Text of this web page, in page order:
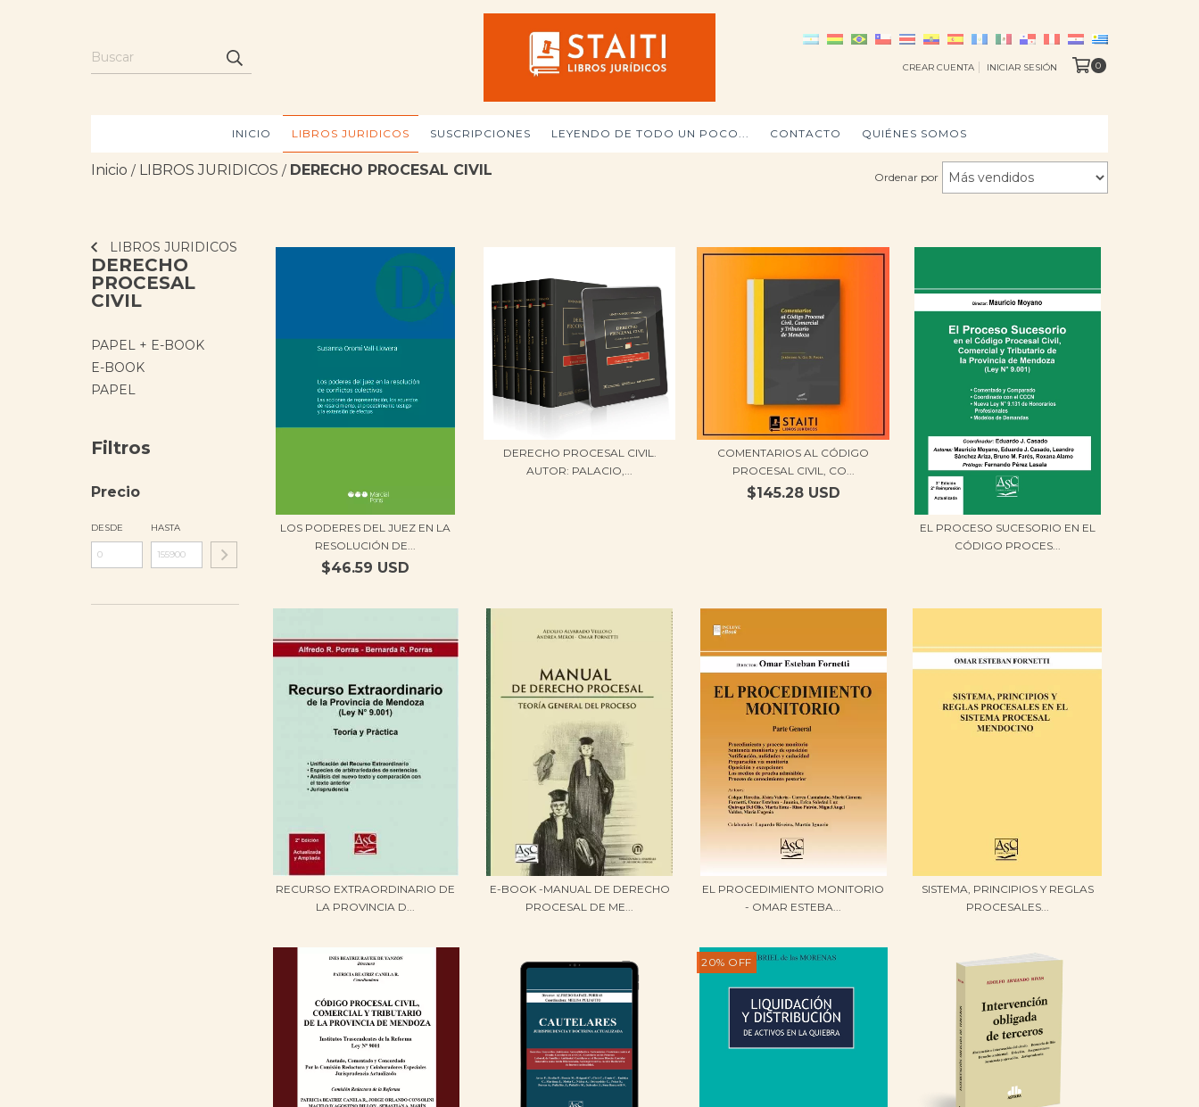
CREAR CUENTA INICIAR SESIÓN 0
INICIO LIBROS JURIDICOS SUSCRIPCIONES LEYENDO DE TODO UN POCO... CONTACTO QUIÉNES SOMOS
Inicio / LIBROS JURIDICOS / DERECHO PROCESAL CIVIL Ordenar por
LIBROS JURIDICOS
DERECHO
PROCESAL
CIVIL
PAPEL + E-BOOK
E-BOOK
PAPEL
Filtros
Precio
DESDE HASTA
LOS PODERES DEL JUEZ EN LA
RESOLUCIÓN DE...
$46.59 USD
DERECHO PROCESAL CIVIL.
AUTOR: PALACIO,...
COMENTARIOS AL CÓDIGO
PROCESAL CIVIL, CO...
$145.28 USD
EL PROCESO SUCESORIO EN EL
CÓDIGO PROCES...
RECURSO EXTRAORDINARIO DE
LA PROVINCIA D...
E-BOOK -MANUAL DE DERECHO
PROCESAL DE ME...
EL PROCEDIMIENTO MONITORIO
- OMAR ESTEBA...
SISTEMA, PRINCIPIOS Y REGLAS
PROCESALES...
20% OFF